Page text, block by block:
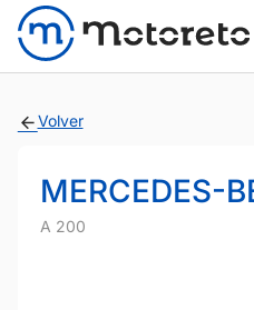
Volver
MERCEDES-
A 200